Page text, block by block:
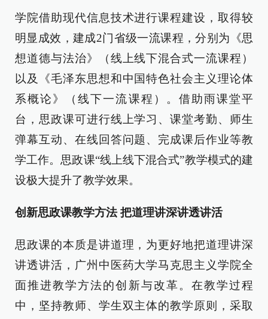
学院借助现代信息技术进行课程建设，取得较
明显成效，建成2门省级一流课程，分别为《思
想道德与法治》（线上线下混合式一流课程）
以及《毛泽东思想和中国特色社会主义理论体
系概论》（线下一流课程）。借助雨课堂平
台，思政课可进行线上学习、课堂考勤、师生
弹幕互动、在线回答问题、完成课后作业等教
学工作。思政课“线上线下混合式”教学模式的建
设极大提升了教学效果。
创新思政课教学方法 把道理讲深讲透讲活
思政课的本质是讲道理，为更好地把道理讲深
讲透讲活，广州中医药大学马克思主义学院全
面推进教学方法的创新与改革。在教学过程
中，坚持教师、学生双主体的教学原则，采取